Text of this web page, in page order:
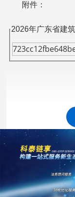
附件：
2026年广东省建
科泰集团(https://
高新技术企业
中心认定、省市企